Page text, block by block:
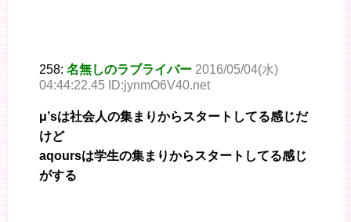
258: 名無しのラブライバー 2016/05/04(水)
04:44:22.45 ID:jynmO6V40.net
μ’sは社会人の集まりからスタートしてる感じだ
けど
aqoursは学生の集まりからスタートしてる感じ
がする